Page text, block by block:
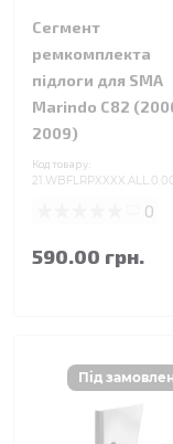
Сегмент
ремкомплекта
підлоги для SMA
Marindo C82
2009)
Код товару:
0
590.00 грн.